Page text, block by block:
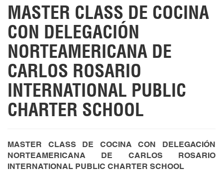
MASTER CLASS DE COCINA
CON DELEGACIÓN
NORTEAMERICANA DE
CARLOS ROSARIO
INTERNATIONAL PUBLIC
CHARTER SCHOOL
MASTER CLASS DE COCINA CON DELEGACIÓN
NORTEAMERICANA DE CARLOS ROSARIO
INTERNATIONAL PUBLIC CHARTER SCHOOL